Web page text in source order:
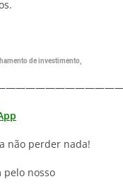
de investimento,
não perder nada!
pelo nosso